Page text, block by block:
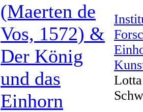
(Maerten de
Vos, 1572) &
Der König
und das
Einhorn